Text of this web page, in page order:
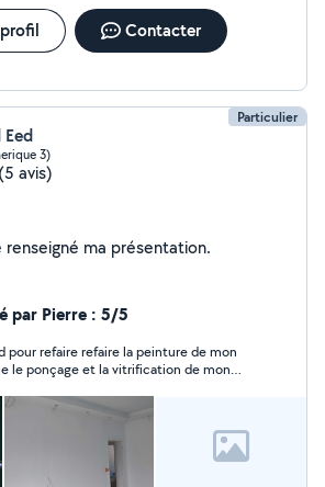
Contacter
Particulier
3)
(5 avis)
Je n'ai pas encore renseigné ma présentation.
par Pierre : 5/5
pour refaire refaire la peinture de mon
le ponçage et la vitrification de mon
Ahmed est une personne très
le temps nécessaire pour faire son
à été parfaitement protégé et la
parquet paraît comme neuf et la
talent. Les prix sont très